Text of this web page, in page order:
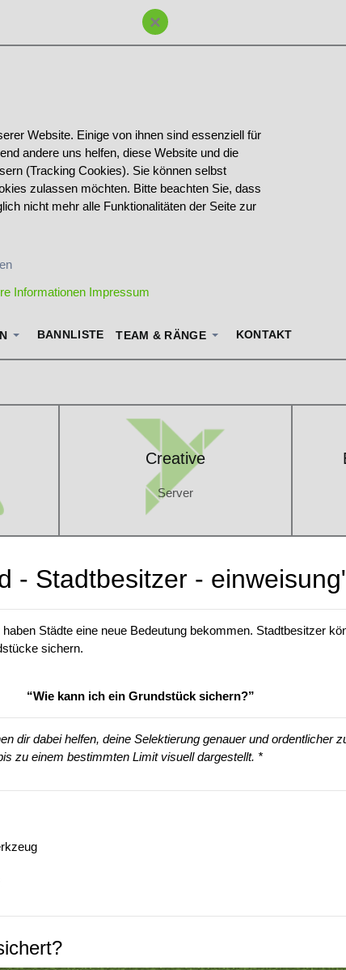
×
BANNLISTE TEAM & RÄNGE KONTAKT
Creative
Server
Creative
Server
- Stadtbesitzer -
Städte eine neue Bedeutung bekommen. Stadtbesitzer
sichern.
“Wie kann ich ein Grundstück sichern?”
dir dabei helfen, deine Selektierung genauer und ordentlicher
zu einem bestimmten Limit visuell dargestellt. *
Website. Einige von ihnen sind essenziell für
andere uns helfen, diese Website und die
(Tracking Cookies). Sie können selbst
zulassen möchten. Bitte beachten Sie, dass
nicht mehr alle Funktionalitäten der Seite zur
Informationen Impressum